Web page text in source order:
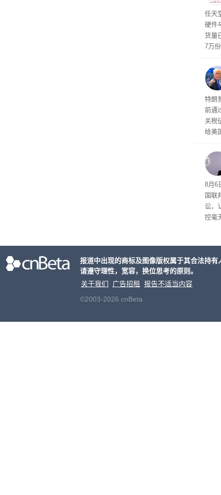
注。
界》
任天
硬件
货量
7万
特朗
前通
关税
给美
A）
入的
8月6
国联
讼，
控毫
报道中出现的商标及图像版权属于其合法持
请遵守理性，宽容，换位思考的原则。
关于我们
广告招租
报告不适当内容
©2003-2026 cnBeta